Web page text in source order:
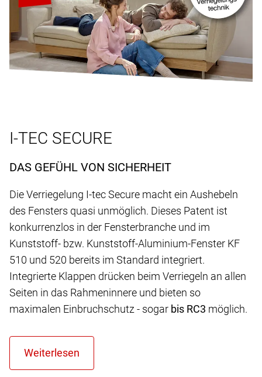
I-TEC SECURE
DAS GEFÜHL VON SICHERHEIT
Die Verriegelung I-tec Secure macht ein Aushebeln
des Fensters quasi unmöglich. Dieses Patent ist
konkurrenzlos in der Fensterbranche und im
Kunststoff- bzw. Kunststoff-Aluminium-Fenster KF
510 und 520 bereits im Standard integriert.
Integrierte Klappen drücken beim Verriegeln an allen
Seiten in das Rahmeninnere und bieten so
maximalen Einbruchschutz - sogar bis RC3 möglich.